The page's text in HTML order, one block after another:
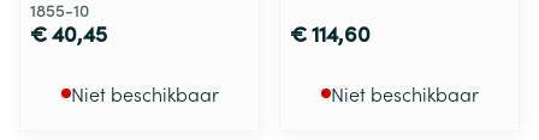
1855-10
€ 40,45
Niet beschikbaar
€ 114,60
Niet beschikbaar